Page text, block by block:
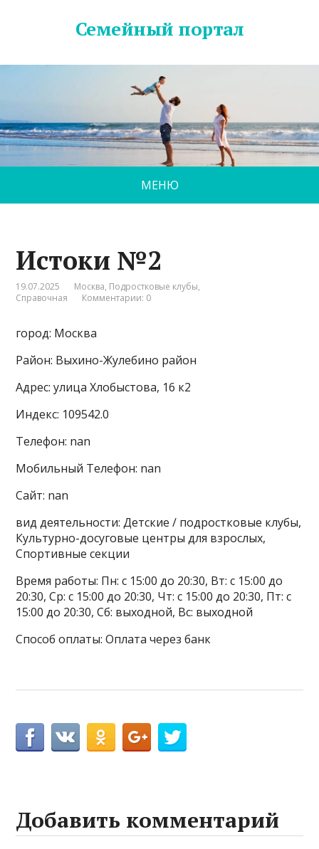
Семейный портал
МЕНЮ
Истоки №2
19.07.2025 Москва, Подростковые клубы,
Справочная
Комментарии: 0
город: Москва
Район: Выхино-Жулебино район
Адрес: улица Хлобыстова, 16 к2
Индекс: 109542.0
Телефон: nan
Мобильный Телефон: nan
Сайт: nan
вид деятельности: Детские / подростковые клубы,
Культурно-досуговые центры для взрослых,
Спортивные секции
Время работы: Пн: с 15:00 до 20:30, Вт: с 15:00 до
20:30, Ср: с 15:00 до 20:30, Чт: с 15:00 до 20:30, Пт: с
15:00 до 20:30, Сб: выходной, Вс: выходной
Способ оплаты: Оплата через банк
Добавить комментарий